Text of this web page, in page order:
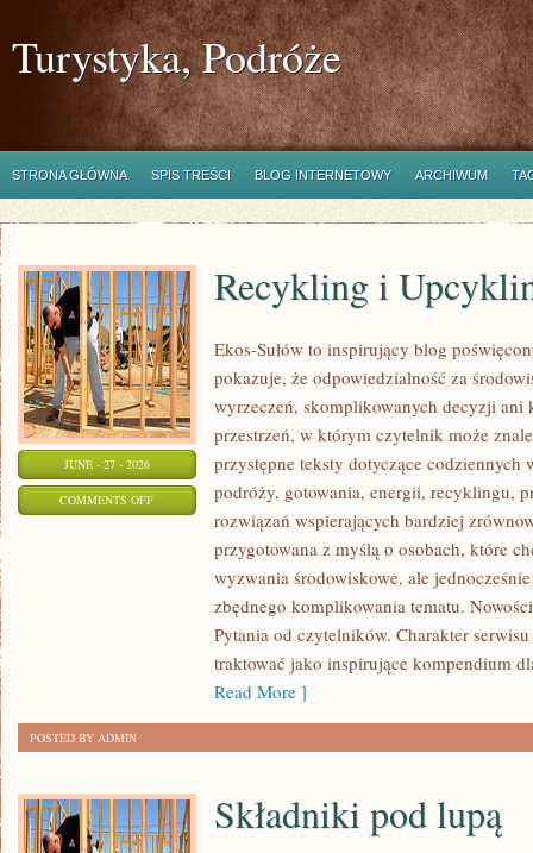
Turystyka, Podróże
STRONA GŁÓWNA SPIS TREŚCI BLOG INTERNETOWY ARCHIWUM
JUNE - 27 - 2026
COMMENTS OFFON
RECYKLING
UPCYKLING
Recykling i
Ekos-Sułów to inspirujący blog
pokazuje, że odpowiedzialność za
wyrzeczeń, skomplikowanych decyzji ani
przestrzeń, w którym czytelnik może
przystępne teksty dotyczące
podróży, gotowania, energii, recyklingu,
rozwiązań wspierających bardziej
przygotowana z myślą o osobach, które
wyzwania środowiskowe, ale
zbędnego komplikowania tematu.
Pytania od czytelników. Charakter
traktować jako inspirujące kompendium
Read More ]
POSTED BY ADMIN
Składniki pod lupą